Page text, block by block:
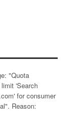
"Quota
'Search
for consumer
Reason: